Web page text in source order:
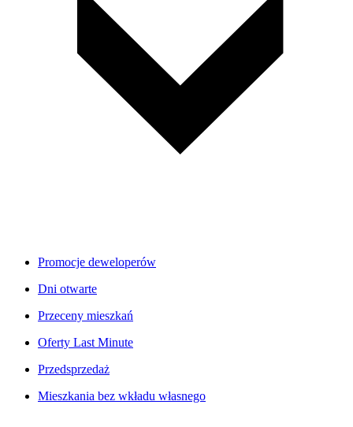
Promocje deweloperów
Dni otwarte
Przeceny mieszkań
Oferty Last Minute
Przedsprzedaż
Mieszkania bez wkładu własnego